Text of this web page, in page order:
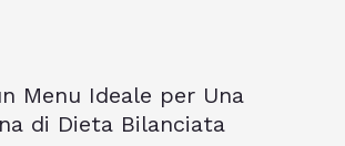
Menu Ideale per Una
di Dieta Bilanciata